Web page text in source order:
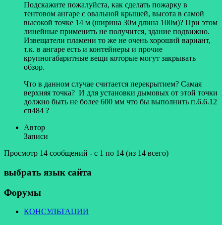
Подскажите пожалуйста, как сделать пожарку в
тентовом ангаре с овальной крышей, высота в самой
высокой точке 14 м (ширина 30м длина 100м)? При этом
линейные применить не получится, здание подвижно.
Извещатели пламени то же не очень хороший вариант,
т.к. в ангаре есть и контейнеры и прочие
крупногабаритные вещи которые могут закрывать
обзор.
Что в данном случае считается перекрытием? Самая
верхняя точка? И для установки дымовых от этой точки
должно быть не более 600 мм что бы выполнить п.6.6.12
сп484 ?
Автор
Записи
Просмотр 14 сообщений - с 1 по 14 (из 14 всего)
выбрать язык сайта
Форумы
КОНСУЛЬТАЦИИ